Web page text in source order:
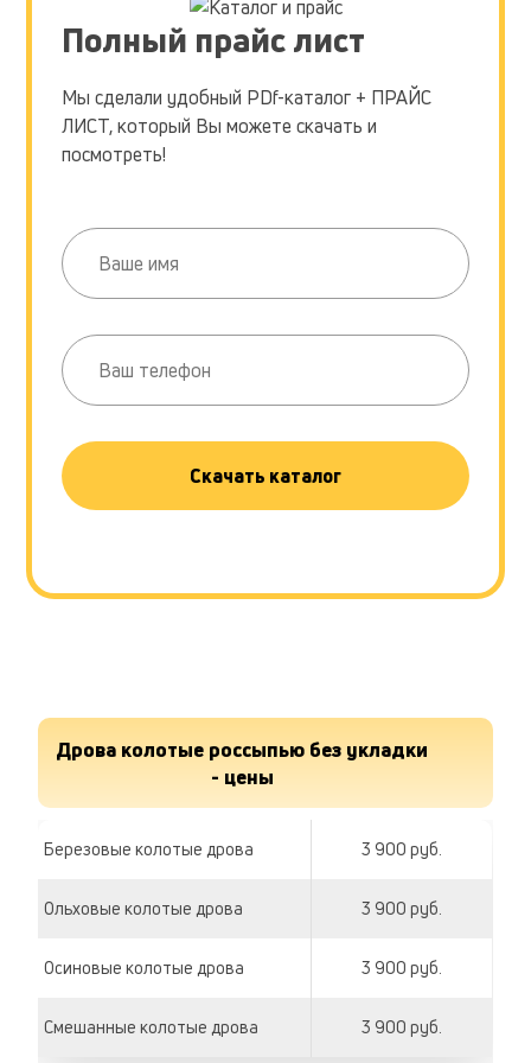
Полный прайс лист
Мы сделали удобный PDf-каталог + ПРАЙС
ЛИСТ, который Вы можете скачать и
посмотреть!
Скачать каталог
Дрова колотые россыпью без укладки
- цены
Березовые колотые дрова 3 900 руб.
Ольховые колотые дрова 3 900 руб.
Осиновые колотые дрова 3 900 руб.
Смешанные колотые дрова 3 900 руб.